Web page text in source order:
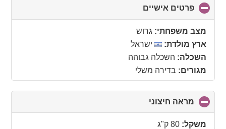
פרטים אישיים
to
collapse
מצב משפחתי: גרוש
ארץ מולדת:
ישראל
השכלה: השכלה גבוהה
מגורים: בדירה משלי
מראה חיצוני
to
משקל: 80 ק"ג